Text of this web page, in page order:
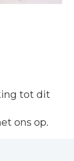
tot dit
ons op.